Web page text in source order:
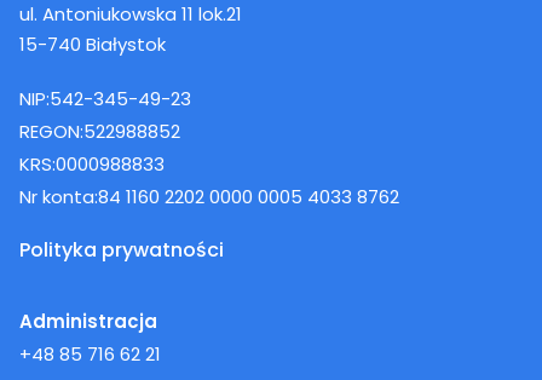
ul. Antoniukowska 11 lok.21
15-740 Białystok
NIP:542-345-49-23
REGON:522988852
KRS:0000988833
Nr konta:84 1160 2202 0000 0005 4033 8762
Polityka prywatności
Administracja
+48 85 716 62 21